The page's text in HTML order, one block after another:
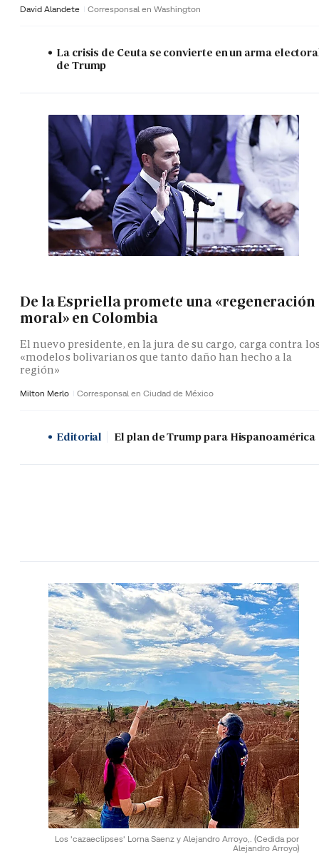
David Alandete Corresponsal en Washington
La crisis de Ceuta se convierte en un arma
de Trump
De la Espriella promete una «regeneración
moral» en Colombia
El nuevo presidente, en la jura de su cargo, carga contra
«modelos bolivarianos que tanto daño han hecho a la
región»
Milton Merlo Corresponsal en Ciudad de México
Editorial El plan de Trump para Hispanoamérica
Los 'cazaeclipses' Lorna Saenz y Alejandro Arroyo,. (Cedida por
Alejandro Arroyo)